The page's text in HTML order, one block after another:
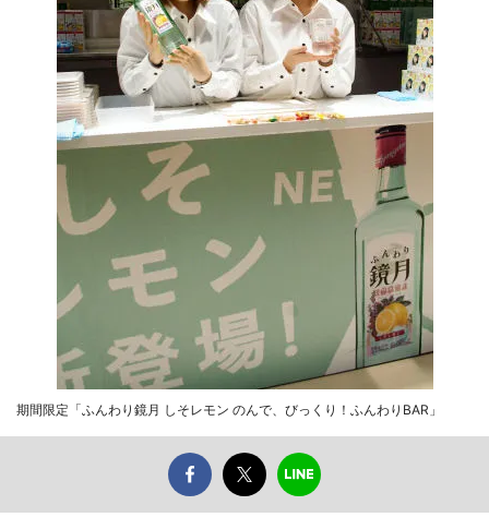
期間限定「ふんわり鏡月 しそレモン のんで、びっくり！ふんわりBAR」